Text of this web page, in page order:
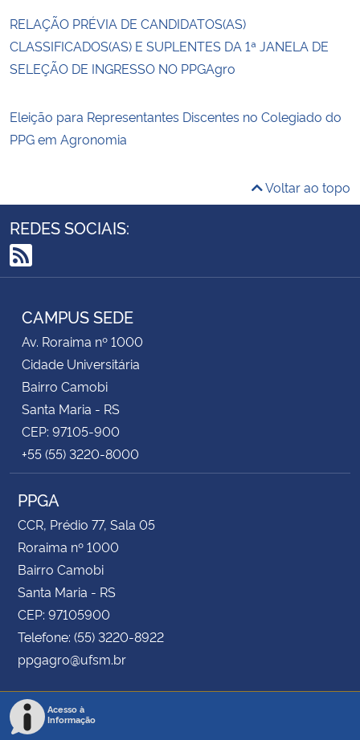
RELAÇÃO PRÉVIA DE CANDIDATOS(AS)
CLASSIFICADOS(AS) E SUPLENTES DA 1ª JANELA DE
SELEÇÃO DE INGRESSO NO PPGAgro
Eleição para Representantes Discentes no Colegiado do
PPG em Agronomia
Voltar ao topo
REDES SOCIAIS:
RSS
CAMPUS SEDE
Av. Roraima nº 1000
Cidade Universitária
Bairro Camobi
Santa Maria - RS
CEP: 97105-900
+55 (55) 3220-8000
PPGA
CCR, Prédio 77, Sala 05
Roraima nº 1000
Bairro Camobi
Santa Maria - RS
CEP: 97105900
Telefone: (55) 3220-8922
ppgagro@ufsm.br
Acesso à
Informação